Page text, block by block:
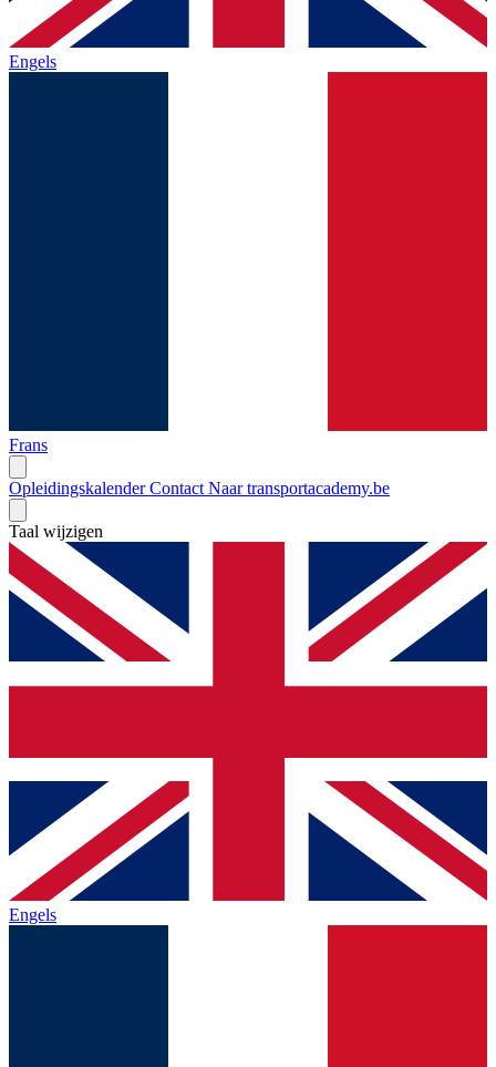
Engels
Frans
OpleidingskalenderContact Naar transportacademy.be
Taal wijzigen
Engels